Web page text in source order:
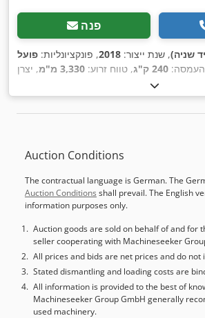
פנה
שניה), שנת ייצור: 2018, פונקציונליות: פועל
העמסה: 240 ק"ג , טווח זרוע: 3,330 מ"מ
, יצרן
Auction Conditions
The contractual language is German. The
Auction Conditions shall prevail. The English
information purposes only.
Auction goods are sold on behalf of and for
seller cooperating with Machineseeker
All prices and bids are net prices and do not
Stated dismantling and loading costs are
All information is provided to the best of
Machineseeker Group GmbH generally
used machinery.